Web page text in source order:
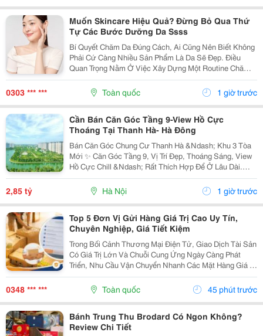
Muốn Skincare Hiệu Quả? Đừng Bỏ Qua Thứ
Tự Các Bước Dưỡng Da Ssss
Bí Quyết Chăm Da Đúng Cách, Ai Cũng Nên Biết Không
Phải Cứ Càng Nhiều Sản Phẩm Là Da Sẽ Đẹp. Điều
Quan Trọng Nằm Ở Việc Xây Dựng Một Routine Chăm
Sóc Da Khoa Học, Phù Hợp Với Nhu Cầu Làn Da Và
Duy Trì Đều Đặn Mỗi Ngày. Khi Bạn Biết Cách Kết Hợp...
0303 *** *** Toàn quốc 1 giờ trước
Cần Bán Căn Góc Tầng 9-View Hồ Cực
Thoáng Tại Thanh Hà- Hà Đông
Bán Căn Góc Chung Cư Thanh Hà &Ndash; Khu 3 Tòa
Mới ✨ Căn Góc Tầng 9, Vị Trí Đẹp, Thoáng Sáng, View
Hồ Cực Chill &Ndash; Rất Thích Hợp Để Ở Lâu Dài.
Diện Tích: 67M&Sup2; ️ 2 Phòng Ngủ 2 Vệ Sinh ️ Phòng
2,85 tỷ Hà Nội 1 giờ trước
Top 5 Đơn Vị Gửi Hàng Giá Trị Cao Uy Tín,
Chuyên Nghiệp, Giá Tiết Kiệm
Trong Bối Cảnh Thương Mại Điện Tử, Giao Dịch Tài Sản
Có Giá Trị Lớn Và Chuỗi Cung Ứng Ngày Càng Phát
Triển, Nhu Cầu Vận Chuyển Nhanh Các Mặt Hàng Giá Trị
Cao Đang Gia Tăng Mạnh. Doanh Nghiệp Và Cá Nhân
Không Chỉ Quan Tâm Đến Tốc Độ Giao Nhận Mà Còn...
0348 *** *** Toàn quốc 45 phút trước
Bánh Trung Thu Brodard Có Ngon Không?
Review Chi Tiết